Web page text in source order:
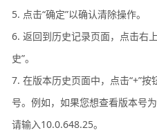
5. 点击“确定”以确认清除操作。
6. 返回到历史记录页面，点击右
史”。
7. 在版本历史页面中，点击“+”
号。例如，如果您想查看版本号
请输入10.0.648.25。